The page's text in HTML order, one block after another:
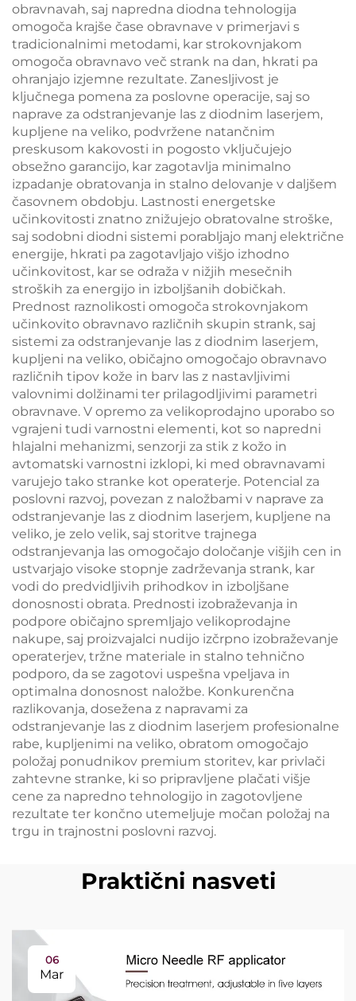
obravnavah, saj napredna diodna tehnologija
omogoča krajše čase obravnave v primerjavi s
tradicionalnimi metodami, kar strokovnjakom
omogoča obravnavo več strank na dan, hkrati pa
ohranjajo izjemne rezultate. Zanesljivost je
ključnega pomena za poslovne operacije, saj so
naprave za odstranjevanje las z diodnim laserjem,
kupljene na veliko, podvržene natančnim
preskusom kakovosti in pogosto vključujejo
obsežno garancijo, kar zagotavlja minimalno
izpadanje obratovanja in stalno delovanje v daljšem
časovnem obdobju. Lastnosti energetske
učinkovitosti znatno znižujejo obratovalne stroške,
saj sodobni diodni sistemi porabljajo manj električne
energije, hkrati pa zagotavljajo višjo izhodno
učinkovitost, kar se odraža v nižjih mesečnih
stroških za energijo in izboljšanih dobičkah.
Prednost raznolikosti omogoča strokovnjakom
učinkovito obravnavo različnih skupin strank, saj
sistemi za odstranjevanje las z diodnim laserjem,
kupljeni na veliko, običajno omogočajo obravnavo
različnih tipov kože in barv las z nastavljivimi
valovnimi dolžinami ter prilagodljivimi parametri
obravnave. V opremo za velikoprodajno uporabo so
vgrajeni tudi varnostni elementi, kot so napredni
hlajalni mehanizmi, senzorji za stik z kožo in
avtomatski varnostni izklopi, ki med obravnavami
varujejo tako stranke kot operaterje. Potencial za
poslovni razvoj, povezan z naložbami v naprave za
odstranjevanje las z diodnim laserjem, kupljene na
veliko, je zelo velik, saj storitve trajnega
odstranjevanja las omogočajo določanje višjih cen in
ustvarjajo visoke stopnje zadrževanja strank, kar
vodi do predvidljivih prihodkov in izboljšane
donosnosti obrata. Prednosti izobraževanja in
podpore običajno spremljajo velikoprodajne
nakupe, saj proizvajalci nudijo izčrpno izobraževanje
operaterjev, tržne materiale in stalno tehnično
podporo, da se zagotovi uspešna vpeljava in
optimalna donosnost naložbe. Konkurenčna
razlikovanja, dosežena z napravami za
odstranjevanje las z diodnim laserjem profesionalne
rabe, kupljenimi na veliko, obratom omogočajo
položaj ponudnikov premium storitev, kar privlači
zahtevne stranke, ki so pripravljene plačati višje
cene za napredno tehnologijo in zagotovljene
rezultate ter končno utemeljuje močan položaj na
trgu in trajnostni poslovni razvoj.
Praktični nasveti
06
Mar